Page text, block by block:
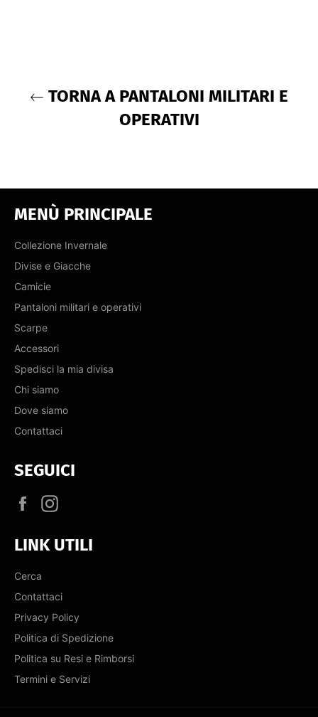
TORNA A PANTALONI MILITARI E
OPERATIVI
MENÙ PRINCIPALE
Collezione Invernale
Divise e Giacche
Camicie
Pantaloni militari e operativi
Scarpe
Accessori
Spedisci la mia divisa
Chi siamo
Dove siamo
Contattaci
SEGUICI
Facebook
LINK UTILI
Cerca
Contattaci
Privacy Policy
Politica di Spedizione
Politica su Resi e Rimborsi
Termini e Servizi